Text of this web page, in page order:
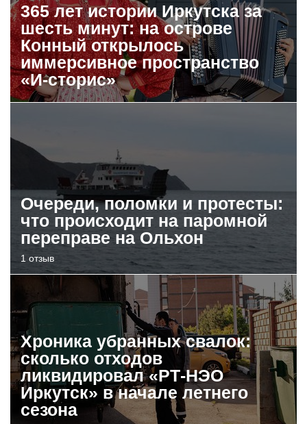
365 лет истории Иркутска за
шесть минут: на острове
Конный открылось
иммерсивное пространство
«И-сторис»
Очереди, поломки и протесты:
что происходит на паромной
переправе на Ольхон
1 отзыв
Хроника убранных свалок:
сколько отходов
ликвидировал «РТ-НЭО
Иркутск» в начале летнего
сезона